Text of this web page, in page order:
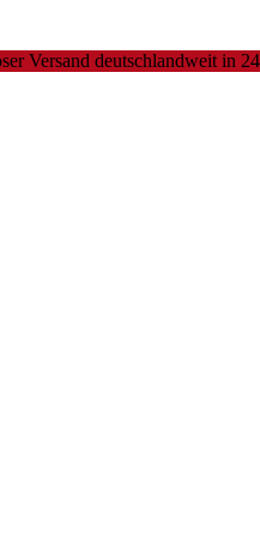
Versand deutschlandweit in